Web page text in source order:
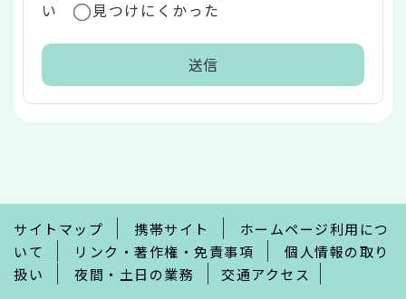
い
見つけにくかった
で
サイトマップ 携帯サイト
ホームページ利用につ
いて
リンク・著作権・免責事項
個人情報の取り
扱い
夜間・土日の業務 交通アクセス